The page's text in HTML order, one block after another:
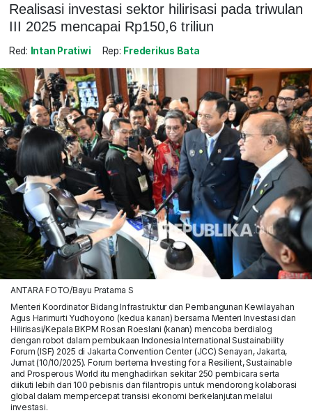
Realisasi investasi sektor hilirisasi pada triwulan
III 2025 mencapai Rp150,6 triliun
Red: Intan Pratiwi Rep: Frederikus Bata
ANTARA FOTO/Bayu Pratama S
Menteri Koordinator Bidang Infrastruktur dan Pembangunan Kewilayahan
Agus Harimurti Yudhoyono (kedua kanan) bersama Menteri Investasi dan
Hilirisasi/Kepala BKPM Rosan Roeslani (kanan) mencoba berdialog
dengan robot dalam pembukaan Indonesia International Sustainability
Forum (ISF) 2025 di Jakarta Convention Center (JCC) Senayan, Jakarta,
Jumat (10/10/2025). Forum bertema Investing for a Resilient, Sustainable
and Prosperous World itu menghadirkan sekitar 250 pembicara serta
diikuti lebih dari 100 pebisnis dan filantropis untuk mendorong kolaborasi
global dalam mempercepat transisi ekonomi berkelanjutan melalui
investasi.